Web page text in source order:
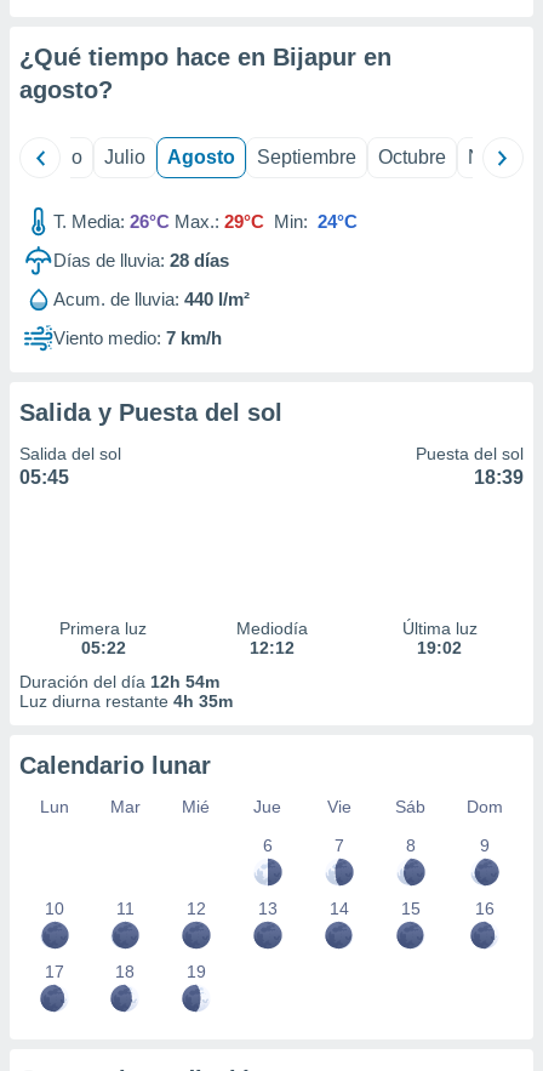
e
mediante
publicidad
publicidad
de
1199
¿Qué tiempo hace en Bijapur en
agosto?
Junio Julio Agosto Septiembre Octubre
T. Media: 26°C Max.: 29°C Min: 24°C
Días de lluvia: 28 días
Acum. de lluvia: 440 l/m²
Viento medio: 7 km/h
Salida y Puesta del sol
Salida del sol
05:45
Puesta del sol
18:39
Primera luz
05:22
Mediodía
12:12
Última luz
19:02
Duración del día 12h 54m
Luz diurna restante 4h 35m
Calendario lunar
Lun Mar Mié Jue Vie Sáb
Dom
6
7 8 9
10 11 12 13 14 15 16
17 18 19